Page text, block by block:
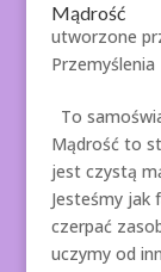
Mądrość
utworzone
Przemyślenia
To
Mądrość to
jest czystą
Jesteśmy jak
czerpać
uczymy od